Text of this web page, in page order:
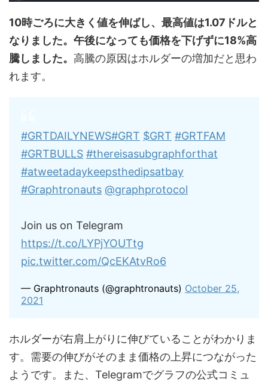
10時ごろに大きく値を伸ばし、最高値は1.07ドルと
なりました。午後になっても価格を下げずに18%高
騰しました。 高騰の原因はホルダーの増加だと思わ
れます。
#GRTDAILYNEWS#GRT $GRT #GRTFAM
#GRTBULLS #thereisasubgraphforthat
#atweetadaykeepsthedipsatbay
#Graphtronauts @graphprotocol
Join us on Telegram
https://t.co/LYPjYOUTtg
pic.twitter.com/QcEKAtvRo6
— Graphtronauts (@graphtronauts) October 25,
2021
ホルダーが右肩上がりに伸びていることがわかりま
す。需要の伸びがそのまま価格の上昇につながった
ようです。また、Telegramでグラフの公式コミュ